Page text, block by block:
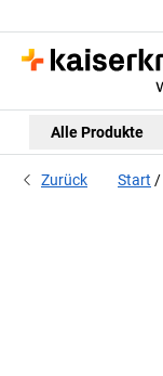
Alle Produkte
Zurück Start